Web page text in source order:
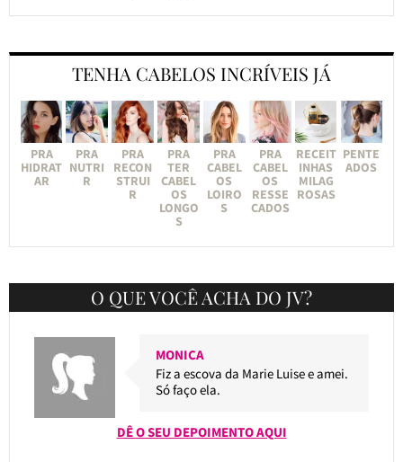
TENHA CABELOS INCRÍVEIS JÁ
PRA
HIDRAT
AR
PRA
NUTRI
R
PRA
RECON
STRUI
R
PRA
TER
CABEL
OS
LONGO
S
PRA
CABEL
OS
LOIRO
S
PRA
CABEL
OS
RESSE
CADOS
RECEIT
INHAS
MILAG
ROSAS
PENTE
ADOS
O QUE VOCÊ ACHA DO JV?
MONICA
Fiz a escova da Marie Luise e amei.
Só faço ela.
DÊ O SEU DEPOIMENTO AQUI